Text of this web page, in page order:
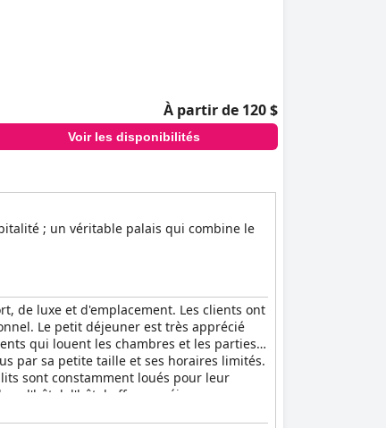
À partir de 120 $
Voir les disponibilités
; un véritable palais qui combine le
de luxe et d'emplacement. Les clients ont
Le petit déjeuner est très apprécié
qui louent les chambres et les parties
par sa petite taille et ses horaires limités.
sont constamment loués pour leur
l'hôtel, l'hôtel offre un séjour